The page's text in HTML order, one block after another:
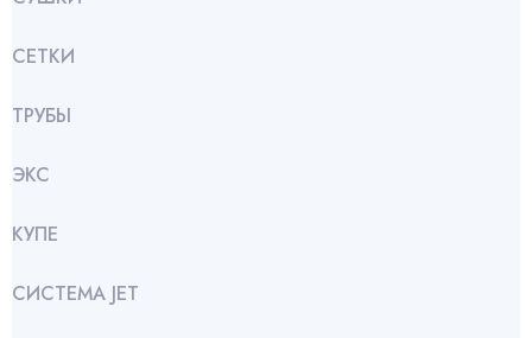
СЕТКИ
ТРУБЫ
ЭКС
КУПЕ
СИСТЕМА JET